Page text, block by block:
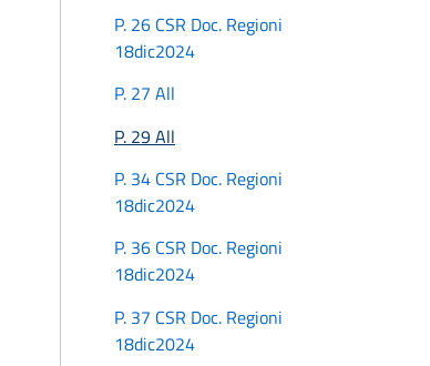
P. 26 CSR Doc. Regioni
18dic2024
P. 27 All
P. 29 All
P. 34 CSR Doc. Regioni
18dic2024
P. 36 CSR Doc. Regioni
18dic2024
P. 37 CSR Doc. Regioni
18dic2024